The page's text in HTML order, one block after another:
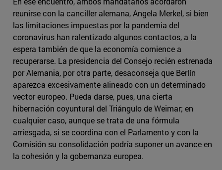
reunirse con la canciller alemana, Angela Merkel, si bien
las limitaciones impuestas por la pandemia del
coronavirus han ralentizado algunos contactos, a la
espera también de que la economía comience a
recuperarse. La presidencia del Consejo recién estrenada
por Alemania, por otra parte, desaconseja que Berlín
aparezca excesivamente alineado con un determinado
vector europeo. Pueda darse, pues, una cierta
hibernación coyuntural del Triángulo de Weimar; en
cualquier caso, aunque se trata de una fórmula
arriesgada, si se coordina con el Parlamento y con la
Comisión su consolidación podría suponer un avance en
la cohesión y la gobernanza europea.